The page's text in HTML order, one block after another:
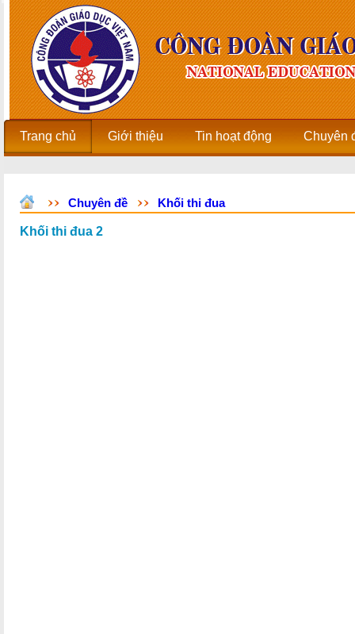
Trang chủ Giới thiệu Tin hoạt động Chuyên
Chuyên đề Khối thi đua
Khối thi đua 2